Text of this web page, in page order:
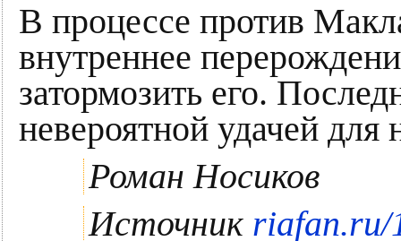
В процессе против
внутреннее
затормозить его.
невероятной удачей для
Роман Носиков
Источник riafan.ru/